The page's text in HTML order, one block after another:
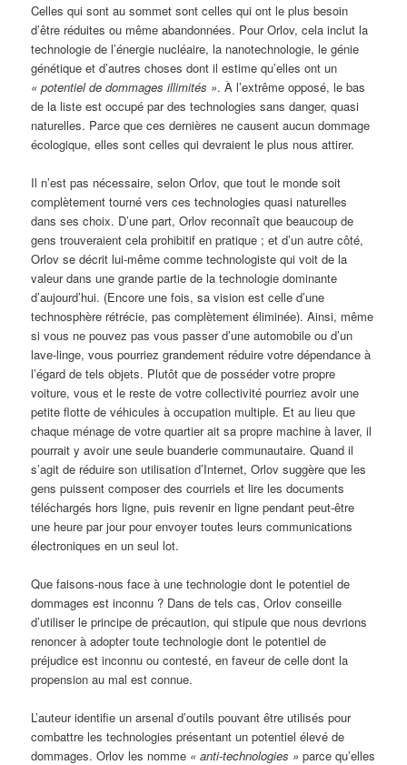
Celles qui sont au sommet sont celles qui ont le plus besoin
d’être réduites ou même abandonnées. Pour Orlov, cela inclut la
technologie de l’énergie nucléaire, la nanotechnologie, le génie
génétique et d’autres choses dont il estime qu’elles ont un
« potentiel de dommages illimités ». À l’extrême opposé, le bas
de la liste est occupé par des technologies sans danger, quasi
naturelles. Parce que ces dernières ne causent aucun dommage
écologique, elles sont celles qui devraient le plus nous attirer.
Il n’est pas nécessaire, selon Orlov, que tout le monde soit
complètement tourné vers ces technologies quasi naturelles
dans ses choix. D’une part, Orlov reconnaît que beaucoup de
gens trouveraient cela prohibitif en pratique ; et d’un autre côté,
Orlov se décrit lui-même comme technologiste qui voit de la
valeur dans une grande partie de la technologie dominante
d’aujourd’hui. (Encore une fois, sa vision est celle d’une
technosphère rétrécie, pas complètement éliminée). Ainsi, même
si vous ne pouvez pas vous passer d’une automobile ou d’un
lave-linge, vous pourriez grandement réduire votre dépendance à
l’égard de tels objets. Plutôt que de posséder votre propre
voiture, vous et le reste de votre collectivité pourriez avoir une
petite flotte de véhicules à occupation multiple. Et au lieu que
chaque ménage de votre quartier ait sa propre machine à laver, il
pourrait y avoir une seule buanderie communautaire. Quand il
s’agit de réduire son utilisation d’Internet, Orlov suggère que les
gens puissent composer des courriels et lire les documents
téléchargés hors ligne, puis revenir en ligne pendant peut-être
une heure par jour pour envoyer toutes leurs communications
électroniques en un seul lot.
Que faisons-nous face à une technologie dont le potentiel de
dommages est inconnu ? Dans de tels cas, Orlov conseille
d’utiliser le principe de précaution, qui stipule que nous devrions
renoncer à adopter toute technologie dont le potentiel de
préjudice est inconnu ou contesté, en faveur de celle dont la
propension au mal est connue.
L’auteur identifie un arsenal d’outils pouvant être utilisés pour
combattre les technologies présentant un potentiel élevé de
dommages. Orlov les nomme « anti-technologies » parce qu’elles